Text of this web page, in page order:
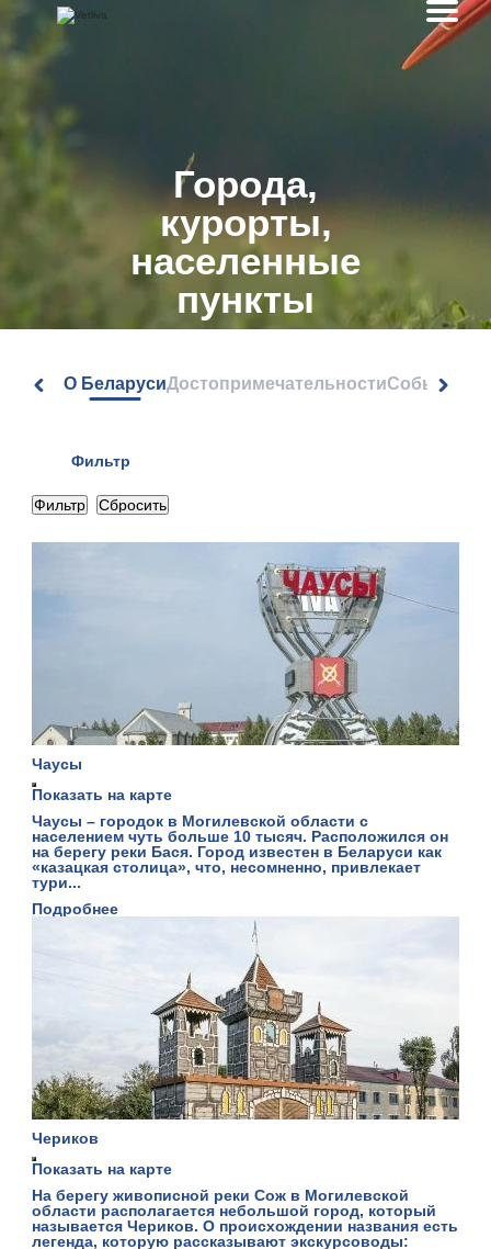
Города,
курорты,
населенные
пункты
О БеларусиДостопримечательностиСобытия
Фильтр
Чаусы
Показать на карте
Чаусы – городок в Могилевской области с
населением чуть больше 10 тысяч. Расположился он
на берегу реки Бася. Город известен в Беларуси как
«казацкая столица», что, несомненно, привлекает
тури...
Подробнее
Чериков
Показать на карте
На берегу живописной реки Сож в Могилевской
области располагается небольшой город, который
называется Чериков. О происхождении названия есть
легенда, которую рассказывают экскурсоводы: